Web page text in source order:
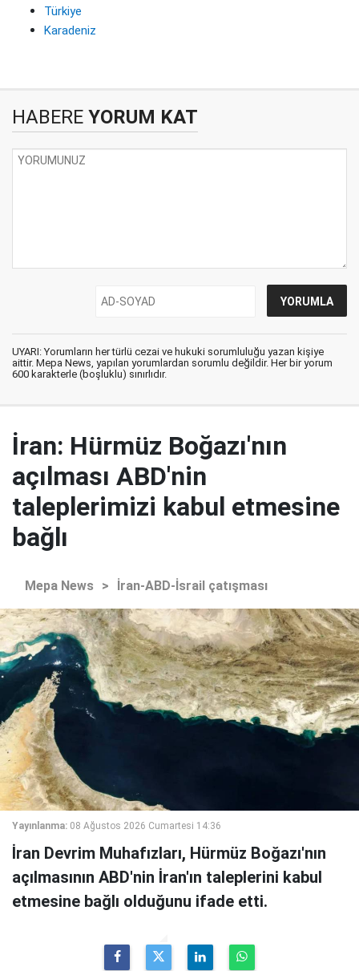
Türkiye
Karadeniz
HABERE YORUM KAT
UYARI: Yorumların her türlü cezai ve hukuki sorumluluğu yazan kişiye
aittir. Mepa News, yapılan yorumlardan sorumlu değildir. Her bir yorum
600 karakterle (boşluklu) sınırlıdır.
İran: Hürmüz Boğazı'nın
açılması ABD'nin
taleplerimizi kabul etmesine
bağlı
Mepa News > İran-ABD-İsrail çatışması
Yayınlanma: 08 Ağustos 2026 Cumartesi 14:36
İran Devrim Muhafızları, Hürmüz Boğazı'nın
açılmasının ABD'nin İran'ın taleplerini kabul
etmesine bağlı olduğunu ifade etti.